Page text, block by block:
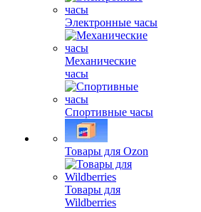
Электронные часы
Механические
часы
Спортивные часы
Товары для Ozon
Товары для
Wildberries